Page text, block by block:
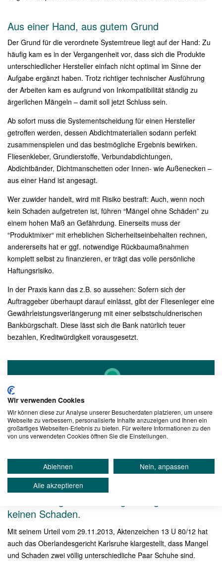
Aus einer Hand, aus gutem Grund
Der Grund für die verordnete Systemtreue liegt auf der Hand: Zu
häufig kam es in der Vergangenheit vor, dass sich die Produkte
unterschiedlicher Hersteller einfach nicht optimal im Sinne der
Aufgabe ergänzt haben. Trotz richtiger technischer Ausführung
der Arbeiten kam es aufgrund von Inkompatibilität ständig zu
ärgerlichen Mängeln – damit soll jetzt Schluss sein.
Ab sofort muss die Systementscheidung für einen Hersteller
getroffen werden, dessen Abdichtmaterialien sodann perfekt
zusammenspielen und das bestmögliche Ergebnis bewirken.
Fliesenkleber, Grundierstoffe, Verbundabdichtungen,
Abdichtbänder, Dichtmanschetten oder Innen- wie Außenecken –
aus einer Hand ist angesagt.
Wer zuwider handelt, wird mit Risiko bestraft: Auch, wenn noch
kein Schaden aufgetreten ist, führen “Mängel ohne Schäden” zu
einem hohen Maß an Gefährdung. Einerseits muss der
“Produktmixer“ mit erheblichen Sicherheitseinbehalten rechnen,
andererseits hat er ggf. notwendige Rückbaumaßnahmen
komplett selbst zu finanzieren, er trägt das volle persönliche
Haftungsrisiko.
In der Praxis kann das z.B. so aussehen: Sofern sich der
Auftraggeber überhaupt darauf einlässt, gibt der Fliesenleger eine
Gewährleistungsverlängerung mit einer selbstschuldnerischen
Bankbürgschaft. Diese lässt sich die Bank natürlich teuer
bezahlen, Kreditwürdigkeit vorausgesetzt.
keinen Schaden.
Mit seinem Urteil vom 29.11.2013, Aktenzeichen 13 U 80/12 hat
auch das Oberlandesgericht Karlsruhe klargestellt, dass Mangel
und Schaden zwei völlig unterschiedliche Paar Schuhe sind.
Wir verwenden Cookies
Wir können diese zur Analyse unserer Besucherdaten platzieren, um unsere
Webseite zu verbessern, personalisierte Inhalte anzuzeigen und Ihnen ein
großartiges Webseiten-Erlebnis zu bieten. Für weitere Informationen zu den
von uns verwendeten Cookies öffnen Sie die Einstellungen.
Ablehnen
Nein, anpassen
Alle akzeptieren